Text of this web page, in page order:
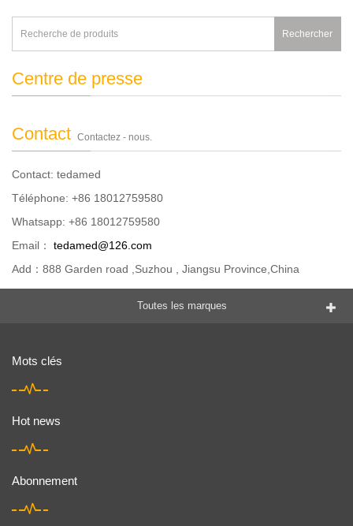
Rechercher
Centre de presse
Contact Contactez - nous.
Contact: tedamed
Téléphone: +86 18012759580
Whatsapp: +86 18012759580
Email：
tedamed@126.com
Add：888 Garden road ,Suzhou , Jiangsu Province,China
Toutes les marques
Mots clés
Hot news
Abonnement